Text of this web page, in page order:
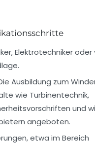
Elektrotechniker
Ausbildung zum
wie Turbinentechnik,
und
angeboten.
etwa im Bereich